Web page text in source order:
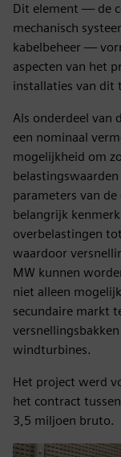
Dit element — de
mechanisch
kabelbeheer —
aspecten van het
installaties van dit
Als onderdeel van
een nominaal
mogelijkheid om
parameters van
belangrijk
overbelastingen
waardoor
MW kunnen
niet alleen
secundaire markt
windturbines.
Het project werd
het contract
3,5 miljoen bruto.